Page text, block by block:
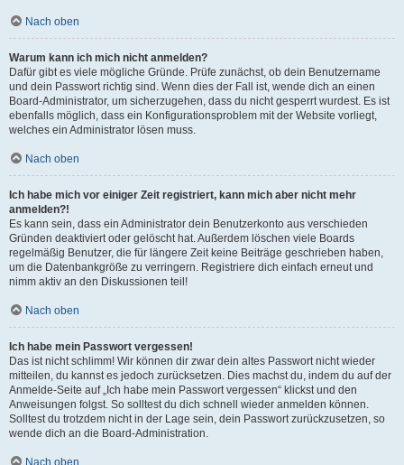
Nach oben
Warum kann ich mich nicht anmelden?
Dafür gibt es viele mögliche Gründe. Prüfe zunächst, ob dein Benutzername
und dein Passwort richtig sind. Wenn dies der Fall ist, wende dich an einen
Board-Administrator, um sicherzugehen, dass du nicht gesperrt wurdest. Es ist
ebenfalls möglich, dass ein Konfigurationsproblem mit der Website vorliegt,
welches ein Administrator lösen muss.
Nach oben
Ich habe mich vor einiger Zeit registriert, kann mich aber nicht mehr
anmelden?!
Es kann sein, dass ein Administrator dein Benutzerkonto aus verschieden
Gründen deaktiviert oder gelöscht hat. Außerdem löschen viele Boards
regelmäßig Benutzer, die für längere Zeit keine Beiträge geschrieben haben,
um die Datenbankgröße zu verringern. Registriere dich einfach erneut und
nimm aktiv an den Diskussionen teil!
Nach oben
Ich habe mein Passwort vergessen!
Das ist nicht schlimm! Wir können dir zwar dein altes Passwort nicht wieder
mitteilen, du kannst es jedoch zurücksetzen. Dies machst du, indem du auf der
Anmelde-Seite auf „Ich habe mein Passwort vergessen“ klickst und den
Anweisungen folgst. So solltest du dich schnell wieder anmelden können.
Solltest du trotzdem nicht in der Lage sein, dein Passwort zurückzusetzen, so
wende dich an die Board-Administration.
Nach oben